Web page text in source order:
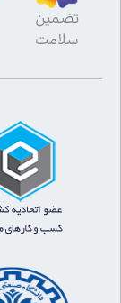
تضمین
سلامت